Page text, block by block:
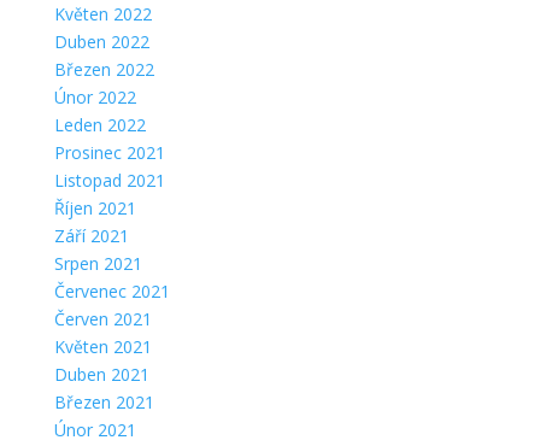
Květen 2022
Duben 2022
Březen 2022
Únor 2022
Leden 2022
Prosinec 2021
Listopad 2021
Říjen 2021
Září 2021
Srpen 2021
Červenec 2021
Červen 2021
Květen 2021
Duben 2021
Březen 2021
Únor 2021